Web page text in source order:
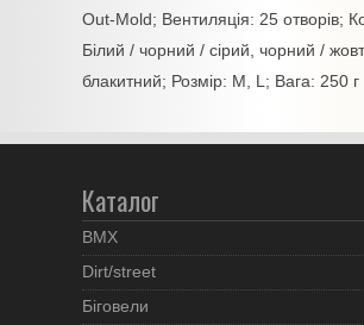
Out-Mold; Вентиляція: 25 отворів;
Білий / чорний / сірий, чорний /
блакитний; Розмір: М, L; Вага: 250 г
Каталог
BMX
Dirt/street
Біговели